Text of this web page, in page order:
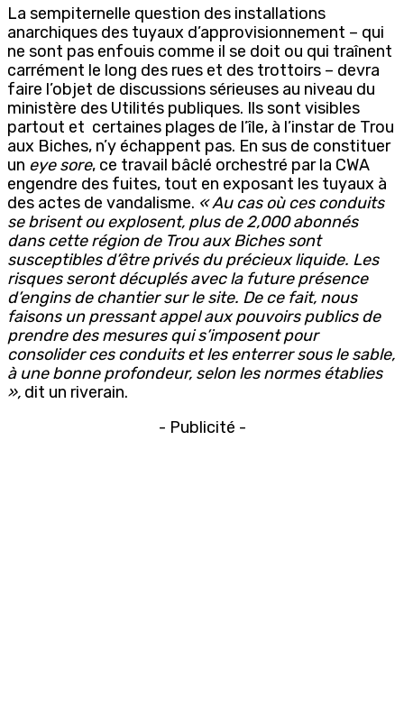
La sempiternelle question des installations
anarchiques des tuyaux d’approvisionnement – qui
ne sont pas enfouis comme il se doit ou qui traînent
carrément le long des rues et des trottoirs – devra
faire l’objet de discussions sérieuses au niveau du
ministère des Utilités publiques. Ils sont visibles
partout et certaines plages de l’île, à l’instar de Trou
aux Biches, n’y échappent pas. En sus de constituer
un eye sore, ce travail bâclé orchestré par la CWA
engendre des fuites, tout en exposant les tuyaux à
des actes de vandalisme. « Au cas où ces conduits
se brisent ou explosent, plus de 2,000 abonnés
dans cette région de Trou aux Biches sont
susceptibles d’être privés du précieux liquide. Les
risques seront décuplés avec la future présence
d’engins de chantier sur le site. De ce fait, nous
faisons un pressant appel aux pouvoirs publics de
prendre des mesures qui s’imposent pour
consolider ces conduits et les enterrer sous le sable,
à une bonne profondeur, selon les normes établies
», dit un riverain.
- Publicité -